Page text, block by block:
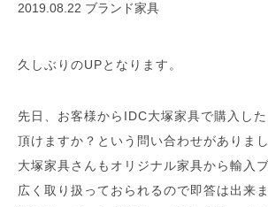
2019.08.22 ブランド家具
久しぶりのUPとなります。
先日、お客様からIDC大塚家具で購入し
頂けますか？という問い合わせがありまし
大塚家具さんもオリジナル家具から輸入
広く取り扱っておられるので即答は出来